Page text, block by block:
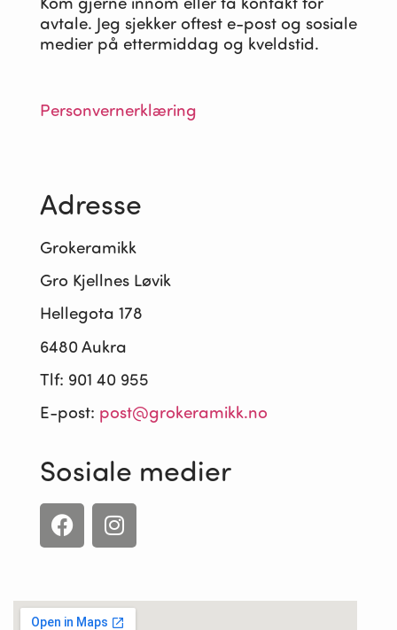
avtale. Jeg sjekker oftest e-post og sosiale
medier på ettermiddag og kveldstid.
Personvernerklæring
Adresse
Grokeramikk
Gro Kjellnes Løvik
Hellegota 178
6480 Aukra
Tlf: 901 40 955
E-post: post@grokeramikk.no
Sosiale medier